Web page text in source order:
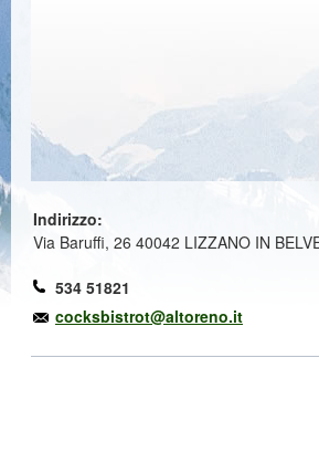
Indirizzo:
Via Baruffi, 26 40042 LIZZANO IN
534 51821
cocksbistrot@altoreno.it